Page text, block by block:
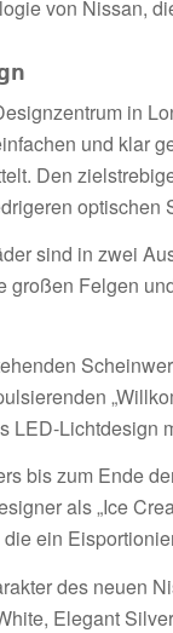
von Nissan,
in
und klar
Den
optischen
sind in zwei
großen Felgen
LED-Lichtdesign
bis zum Ende
als „Ice
ein
des neuen
Elegant